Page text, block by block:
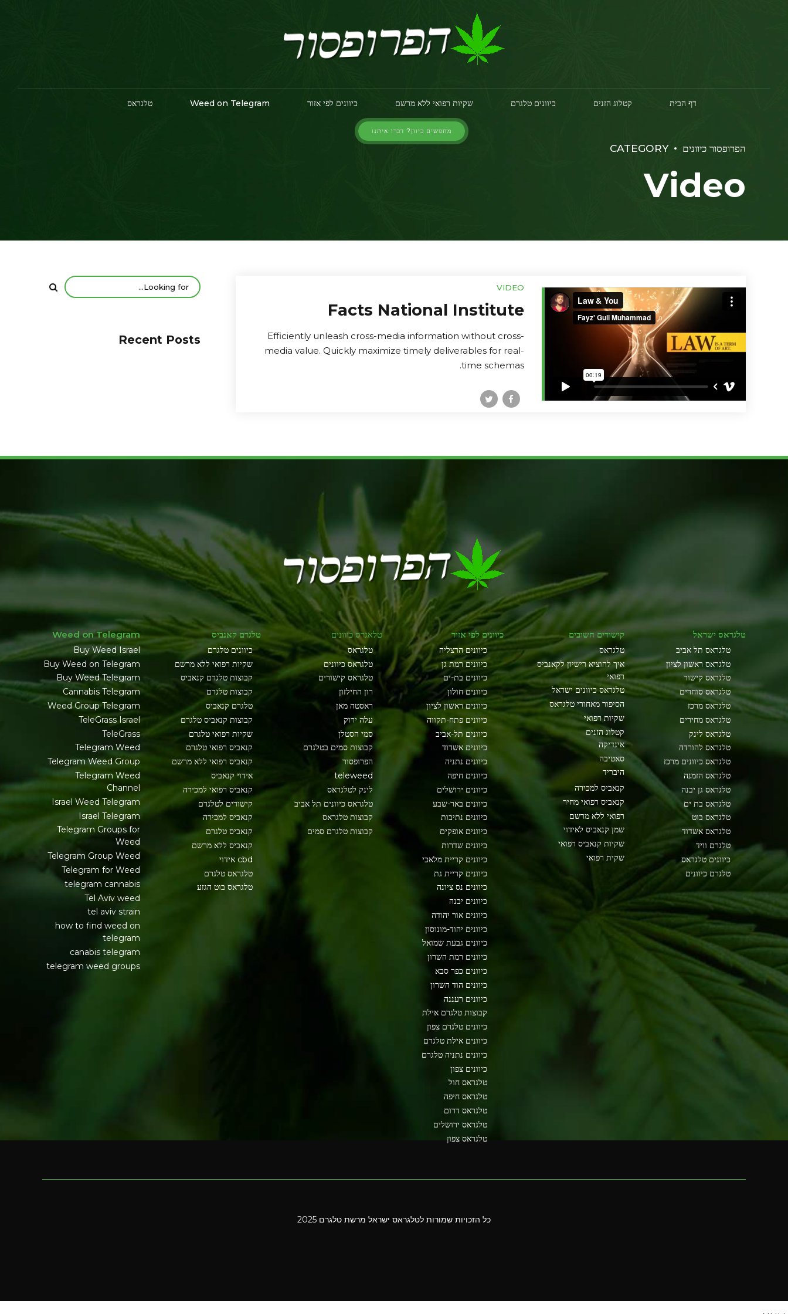
דף הבית קטלוג הזנים כיוונים טלגרם שקיות רפואי ללא מרשם כיוונים לפי אזור Weed on Telegram טלגראס
מחפשים כיוון? דברו איתנו
הפרופסור כיוונים CATEGORY
Video
VIDEO
Facts National Institute
Efficiently unleash cross-media information without cross-
media value. Quickly maximize timely deliverables for real-
time schemas.
Recent Posts
טלגראס ישראל
טלגראס תל אביב
טלגראס ראשון לציון
טלגראס קישור
טלגראס סוחרים
טלגראס מרכז
טלגראס מחירים
טלגראס לינק
טלגראס להורדה
טלגראס כיוונים מרכז
טלגראס הזמנה
טלגראס גן יבנה
טלגראס בת ים
טלגראס בוט
טלגראס אשדוד
טלגרם וויד
כיוונים טלגראס
טלגרם כיוונים
קישורים חשובים
טלגראס
איך להוציא רישיון לקאנביס
רפואי
טלגראס כיוונים ישראל
הסיפור מאחורי טלגראס
שקיות רפואי
קטלוג הזנים
אינדיקה
סאטיבה
היבריד
קנאביס למכירה
קנאביס רפואי מחיר
רפואי ללא מרשם
שמן קנאביס לאידוי
שקיות קנאביס רפואי
שקית רפואי
כיוונים לפי אזור
כיוונים הרצליה
כיוונים רמת גן
כיוונים בת-ים
כיוונים חולון
כיוונים ראשון לציון
כיוונים פתח-תקווה
כיוונים תל-אביב
כיוונים אשדוד
כיוונים נתניה
כיוונים חיפה
כיוונים ירושלים
כיוונים באר-שבע
כיוונים נתיבות
כיוונים אופקים
כיוונים שדרות
כיוונים קריית מלאכי
כיוונים קריית גת
כיוונים נס ציונה
כיוונים יבנה
כיוונים אור יהודה
כיוונים יהוד-מונוסון
כיוונים גבעת שמואל
כיוונים רמת השרון
כיוונים כפר סבא
כיוונים הוד השרון
כיוונים רעננה
קבוצות טלגרם אילת
כיוונים טלגרם צפון
כיוונים אילת טלגרם
כיוונים נתניה טלגרם
כיוונים צפון
טלגראס חול
טלגראס חיפה
טלגראס דרום
טלגראס ירושלים
טלגראס צפון
טלאגרס כיוונים
טלגראס
טלגראס כיוונים
טלגראס קישורים
רון החילזון
ראסטה מאן
עלה ירוק
סמי הסטלן
קבוצות סמים בטלגרם
הפרופסור
teleweed
לינק לטלגראס
טלגראס כיוונים תל אביב
קבוצות טלגראס
קבוצות טלגרם סמים
טלגרם קאנביס
כיוונים טלגרם
שקיות רפואי ללא מרשם
קבוצות טלגרם קנאביס
קבוצות טלגרם
טלגרם קנאביס
קבוצות קנאביס טלגרם
שקיות רפואי טלגרם
קנאביס רפואי טלגרם
קנאביס רפואי ללא מרשם
אידוי קנאביס
קנאביס רפואי למכירה
קישורים לטלגרם
קנאביס למכירה
קנאביס טלגרם
קנאביס ללא מרשם
cbd אידוי
טלגראס טלגרם
טלגראס בוט הגזע
Weed on Telegram
Buy Weed Israel
Buy Weed on Telegram
Buy Weed Telegram
Cannabis Telegram
Weed Group Telegram
TeleGrass Israel
TeleGrass
Telegram Weed
Telegram Weed Group
Telegram Weed
Channel
Israel Weed Telegram
Israel Telegram
Telegram Groups for
Weed
Telegram Group Weed
Telegram for Weed
telegram cannabis
Tel Aviv weed
tel aviv strain
how to find weed on
telegram
canabis telegram
telegram weed groups
כל הזכויות שמורות לטלגראס ישראל מרשת טלגרם 2025